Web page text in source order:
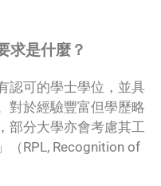
求是什麼？
認可的學士學位，並具
對於經驗豐富但學歷略
部分大學亦會考慮其工
（RPL, Recognition of